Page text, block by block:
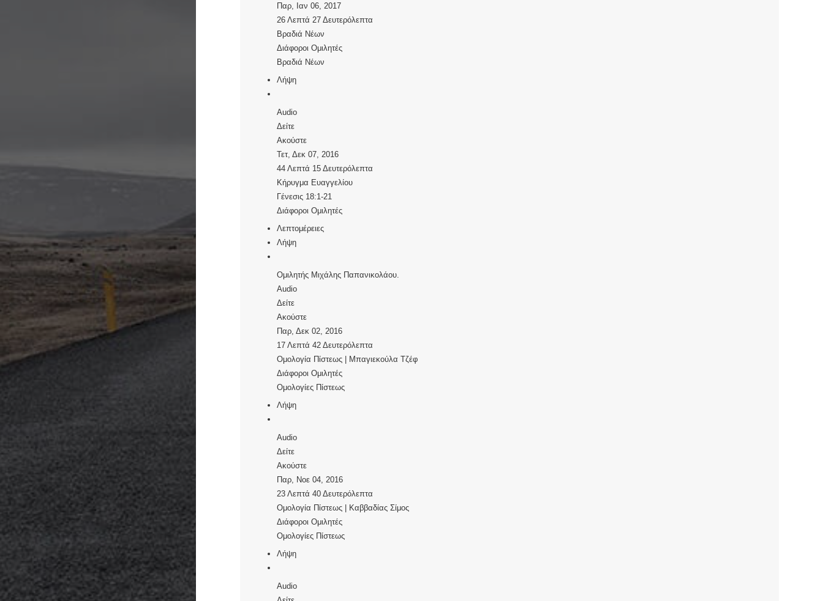
Παρ, Ιαν 06, 2017
26 Λεπτά 27 Δευτερόλεπτα
Βραδιά Νέων
Διάφοροι Ομιλητές
Βραδιά Νέων
Λήψη
Audio
Δείτε
Ακούστε
Τετ, Δεκ 07, 2016
44 Λεπτά 15 Δευτερόλεπτα
Κήρυγμα Ευαγγελίου
Γένεσις 18:1-21
Διάφοροι Ομιλητές
Λεπτομέρειες
Λήψη
Ομιλητής Μιχάλης Παπανικολάου.
Audio
Δείτε
Ακούστε
Παρ, Δεκ 02, 2016
17 Λεπτά 42 Δευτερόλεπτα
Ομολογία Πίστεως | Μπαγιεκούλα Τζέφ
Διάφοροι Ομιλητές
Ομολογίες Πίστεως
Λήψη
Audio
Δείτε
Ακούστε
Παρ, Νοε 04, 2016
23 Λεπτά 40 Δευτερόλεπτα
Ομολογία Πίστεως | Καββαδίας Σίμος
Διάφοροι Ομιλητές
Ομολογίες Πίστεως
Λήψη
Audio